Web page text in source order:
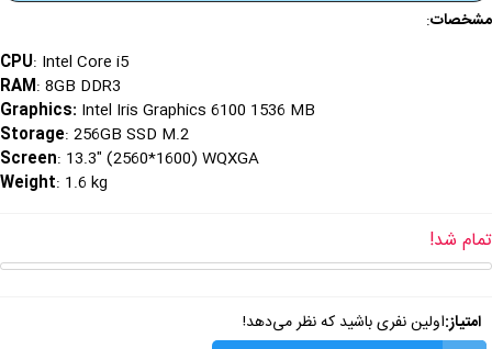
مشخصات:
CPU: Intel Core i5
RAM: 8GB DDR3
Graphics: Intel Iris Graphics 6100 1536 MB
Storage: 256GB SSD M.2
Screen: 13.3" (2560*1600) WQXGA
Weight: 1.6 kg
تمام شد!
امتیاز:اولین نفری باشید که نظر می‌دهد!